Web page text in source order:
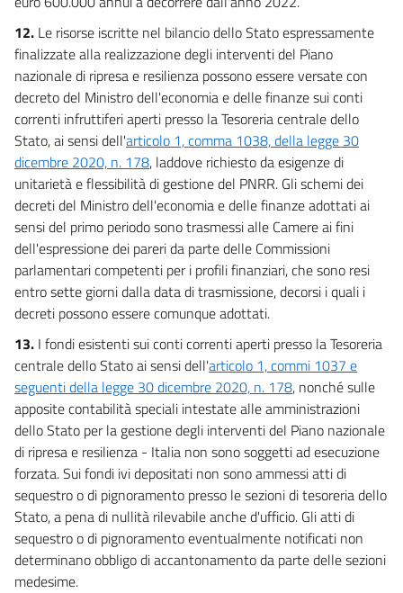
12. Le risorse iscritte nel bilancio dello Stato espressamente
finalizzate alla realizzazione degli interventi del Piano
nazionale di ripresa e resilienza possono essere versate con
decreto del Ministro dell'economia e delle finanze sui conti
correnti infruttiferi aperti presso la Tesoreria centrale dello
Stato, ai sensi dell'articolo 1, comma 1038, della legge 30
dicembre 2020, n. 178, laddove richiesto da esigenze di
unitarietà e flessibilità di gestione del PNRR. Gli schemi dei
decreti del Ministro dell'economia e delle finanze adottati ai
sensi del primo periodo sono trasmessi alle Camere ai fini
dell'espressione dei pareri da parte delle Commissioni
parlamentari competenti per i profili finanziari, che sono resi
entro sette giorni dalla data di trasmissione, decorsi i quali i
decreti possono essere comunque adottati.
13. I fondi esistenti sui conti correnti aperti presso la Tesoreria
centrale dello Stato ai sensi dell'articolo 1, commi 1037 e
seguenti della legge 30 dicembre 2020, n. 178, nonché sulle
apposite contabilità speciali intestate alle amministrazioni
dello Stato per la gestione degli interventi del Piano nazionale
di ripresa e resilienza - Italia non sono soggetti ad esecuzione
forzata. Sui fondi ivi depositati non sono ammessi atti di
sequestro o di pignoramento presso le sezioni di tesoreria dello
Stato, a pena di nullità rilevabile anche d'ufficio. Gli atti di
sequestro o di pignoramento eventualmente notificati non
determinano obbligo di accantonamento da parte delle sezioni
medesime.